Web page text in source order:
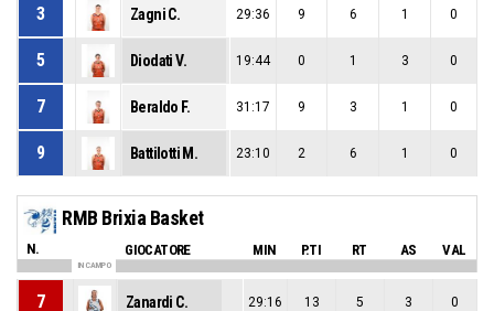
3 Zagni C. 29:36 9 6 1 0
5 Diodati V. 19:44 0 1 3 0
7 Beraldo F. 31:17 9 3 1 0
9 Battilotti M. 23:10 2 6 1 0
RMB Brixia Basket
N. GIOCATORE MIN P.TI RT AS VAL
IN CAMPO
7 Zanardi C. 29:16 13 5 3 0